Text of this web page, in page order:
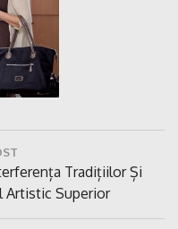
Tradițiilor Și
Artistic Superior